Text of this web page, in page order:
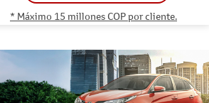
* Máximo 15 millones COP por cliente.